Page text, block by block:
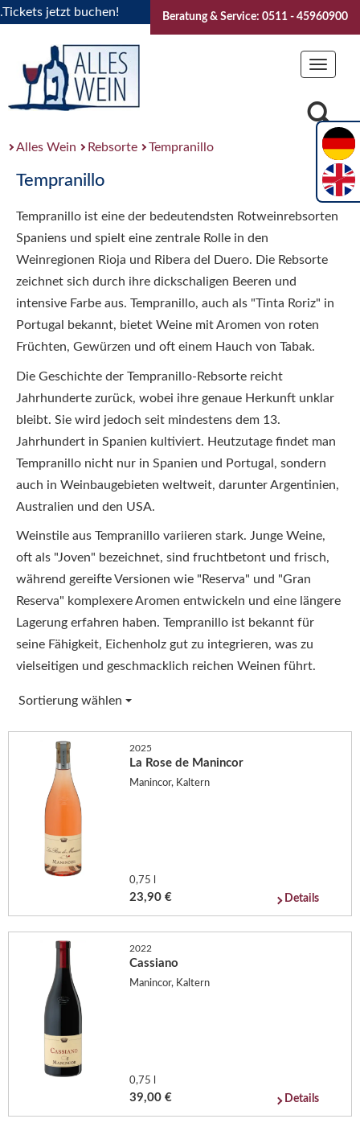
jetzt buchen! "Das Sommerfest 2026" Vive la
Beratung & Service: 0511 - 45960900
Toggle
Alles Wein Rebsorte Tempranillo
Tempranillo
Tempranillo ist eine der bedeutendsten Rotweinrebsorten
Spaniens und spielt eine zentrale Rolle in den
Weinregionen Rioja und Ribera del Duero. Die Rebsorte
zeichnet sich durch ihre dickschaligen Beeren und
intensive Farbe aus. Tempranillo, auch als "Tinta Roriz" in
Portugal bekannt, bietet Weine mit Aromen von roten
Früchten, Gewürzen und oft einem Hauch von Tabak.
Die Geschichte der Tempranillo-Rebsorte reicht
Jahrhunderte zurück, wobei ihre genaue Herkunft unklar
bleibt. Sie wird jedoch seit mindestens dem 13.
Jahrhundert in Spanien kultiviert. Heutzutage findet man
Tempranillo nicht nur in Spanien und Portugal, sondern
auch in Weinbaugebieten weltweit, darunter Argentinien,
Australien und den USA.
Weinstile aus Tempranillo variieren stark. Junge Weine,
oft als "Joven" bezeichnet, sind fruchtbetont und frisch,
während gereifte Versionen wie "Reserva" und "Gran
Reserva" komplexere Aromen entwickeln und eine längere
Lagerung erfahren haben. Tempranillo ist bekannt für
seine Fähigkeit, Eichenholz gut zu integrieren, was zu
vielseitigen und geschmacklich reichen Weinen führt.
Sortierung wählen
2025
La Rose de Manincor
Manincor, Kaltern
0,75 l
23,90 € Details
2022
Cassiano
Manincor, Kaltern
0,75 l
39,00 € Details